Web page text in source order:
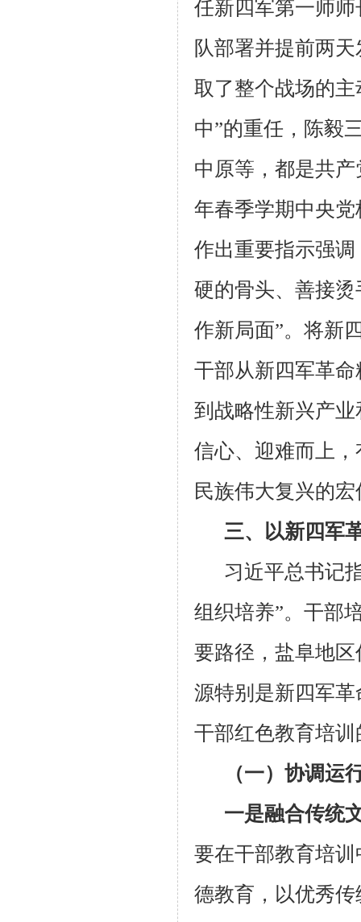
任新四军第一师
队部署并提前两
取了整个战场的
中”的重任，陈毅
中原等，都是共
年春季学期中央
作出重要指示强
硬的骨头、善接
作新局面”。将新
干部从新四军革
到战略性新兴产
信心、迎难而上
民族伟大复兴的
三、以新四军
习近平总书记
组织培养”。干部
要路径，盐阜地
源特别是新四军
干部红色教育培
（一）协调运
一是融合传统
要在干部教育培
德教育，以优秀